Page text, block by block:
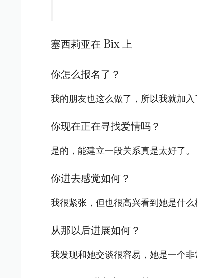
塞西莉亚在 Bix 上
你怎么报名了？
我的朋友也这么做了，所以我就加入
你现在正在寻找爱情吗？
是的，能建立一段关系真是太好了。
你进去感觉如何？
我很紧张，但也很高兴看到她是什
从那以后进展如何？
我发现和她交谈很容易，她是一个非